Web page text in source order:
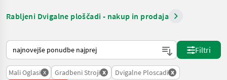
Rabljeni Dvigalne ploščadi - nakup in prodaja
Tako je razvrščeno na Landwirt.com
Filtri
Mali Oglasi x Gradbeni Stroji x Dvigalne Ploscadi x